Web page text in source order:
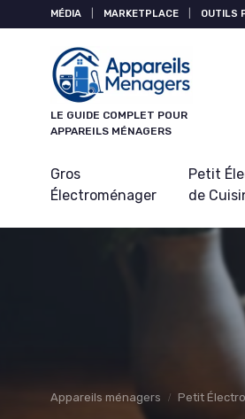
MÉDIA MARKETPLACE OUTILS
LE GUIDE COMPLET POUR
APPAREILS MÉNAGERS
Gros
Électroménager
Petit
de
Appareils ménagers Petit
Panneau de gestion des cookies